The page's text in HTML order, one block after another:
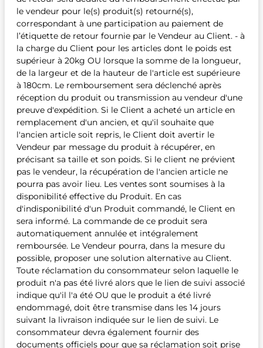
le vendeur pour le(s) produit(s) retourné(s),
correspondant à une participation au paiement de
l’étiquette de retour fournie par le Vendeur au Client. - à
la charge du Client pour les articles dont le poids est
supérieur à 20kg OU lorsque la somme de la longueur,
de la largeur et de la hauteur de l'article est supérieure
à 180cm. Le remboursement sera déclenché après
réception du produit ou transmission au vendeur d'une
preuve d'expédition. Si le Client a acheté un article en
remplacement d'un ancien, et qu'il souhaite que
l'ancien article soit repris, le Client doit avertir le
Vendeur par message du produit à récupérer, en
précisant sa taille et son poids. Si le client ne prévient
pas le vendeur, la récupération de l'ancien article ne
pourra pas avoir lieu. Les ventes sont soumises à la
disponibilité effective du Produit. En cas
d'indisponibilité d'un Produit commandé, le Client en
sera informé. La commande de ce produit sera
automatiquement annulée et intégralement
remboursée. Le Vendeur pourra, dans la mesure du
possible, proposer une solution alternative au Client.
Toute réclamation du consommateur selon laquelle le
produit n'a pas été livré alors que le lien de suivi associé
indique qu'il l'a été OU que le produit a été livré
endommagé, doit être transmise dans les 14 jours
suivant la livraison indiquée sur le lien de suivi. Le
consommateur devra également fournir des
documents officiels pour que sa réclamation soit prise